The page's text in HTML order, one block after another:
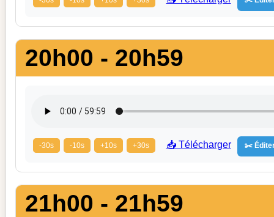
20h00 - 20h59
-30s -10s +10s +30s 📥 Télécharger ✂️
21h00 - 21h59